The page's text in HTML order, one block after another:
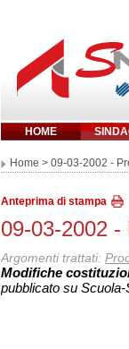
HOME
Home > 09-03-2002 -
Anteprima di stampa
09-03-2002
Argomenti trattati:
Modifiche
pubblicato su